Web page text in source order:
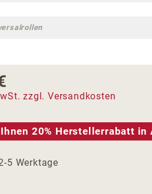
zzgl. Versandkosten
20% Herstellerrabatt in
5 Werktage